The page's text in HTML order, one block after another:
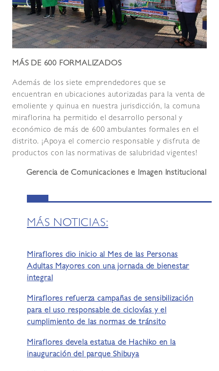
MÁS DE 600 FORMALIZADOS
Además de los siete emprendedores que se
encuentran en ubicaciones autorizadas para la venta de
emoliente y quinua en nuestra jurisdicción, la comuna
miraflorina ha permitido el desarrollo personal y
económico de más de 600 ambulantes formales en el
distrito. ¡Apoya el comercio responsable y disfruta de
productos con las normativas de salubridad vigentes!
Gerencia de Comunicaciones e Imagen Institucional
MÁS NOTICIAS:
Miraflores dio inicio al Mes de las Personas
Adultas Mayores con una jornada de bienestar
integral
Miraflores refuerza campañas de sensibilización
para el uso responsable de ciclovías y el
cumplimiento de las normas de tránsito
Miraflores devela estatua de Hachiko en la
inauguración del parque Shibuya